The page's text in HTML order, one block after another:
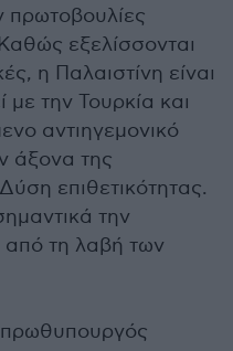
εξελίσσονται
η Παλαιστίνη είναι
με την Τουρκία και
αντιηγεμονικό
άξονα της
επιθετικότητας.
την
από τη λαβή των